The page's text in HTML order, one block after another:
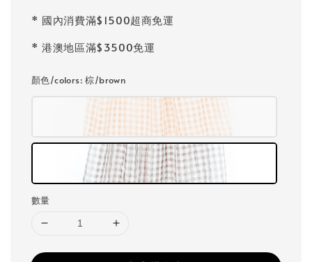
* 國內消費滿$1500超商免運
* 港澳地區滿$3500免運
顏色/colors: 棕/brown
數量